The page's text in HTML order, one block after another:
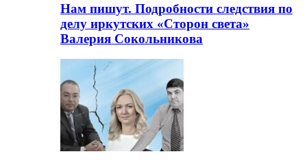
Нам пишут. Подробности следствия по
делу иркутских «Сторон света»
Валерия Сокольникова